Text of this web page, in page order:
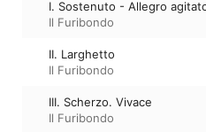
I. Sostenuto - Allegro
Il Furibondo
II. Larghetto
Il Furibondo
III. Scherzo. Vivace
Il Furibondo